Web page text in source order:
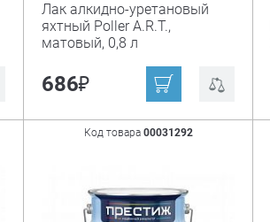
Лак алкидно-уретановый
яхтный Poller A.R.T.,
матовый, 0,8 л
686₽
Код товара 00031292